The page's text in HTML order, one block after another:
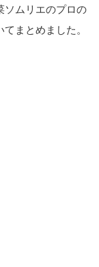
ソムリエのプロの
まとめました。